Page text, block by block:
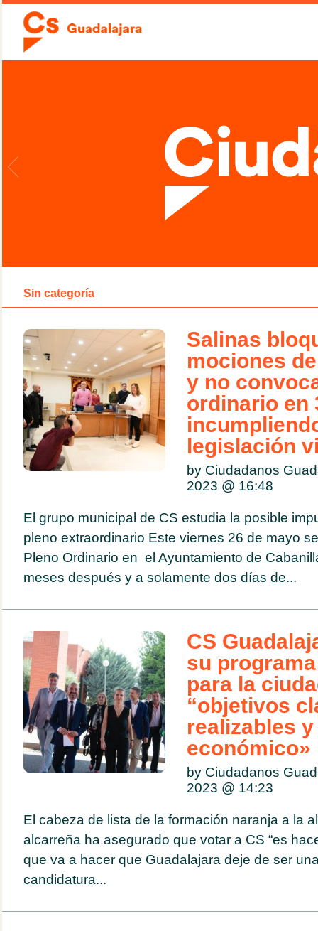
Sin categoría
Salinas
mociones
y no
ordinario en
legislación
by Ciudadanos
2023 @ 16:48
El grupo municipal de CS estudia la posible
pleno extraordinario Este viernes 26 de mayo
Pleno Ordinario en el Ayuntamiento de
meses después y a solamente dos días de...
CS
su
para la
“objetivos
realizables
económico»
by Ciudadanos
2023 @ 14:23
El cabeza de lista de la formación naranja a la
alcarreña ha asegurado que votar a CS “es
que va a hacer que Guadalajara deje de ser
candidatura...